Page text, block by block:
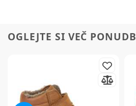
OGLEJTE SI VEČ PONUDB